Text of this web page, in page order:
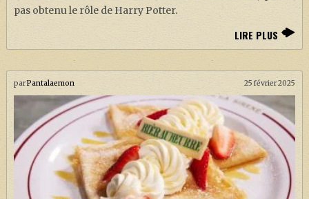
pas obtenu le rôle de Harry Potter.
LIRE PLUS
parPantalaemon 25 février 2025